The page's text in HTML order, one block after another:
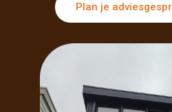
Plan je